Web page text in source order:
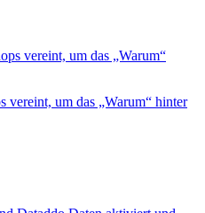
um das „Warum“ hinter